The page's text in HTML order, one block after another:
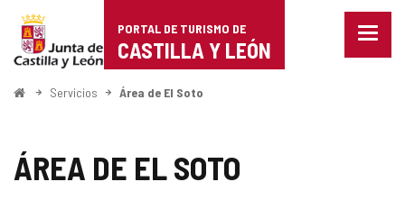
Portal
de
Turismo
Castilla
PORTAL DE TURISMO DE
CASTILLA Y LEÓN
Menu
InicioServicios Área de El Soto
ÁREA DE EL SOTO